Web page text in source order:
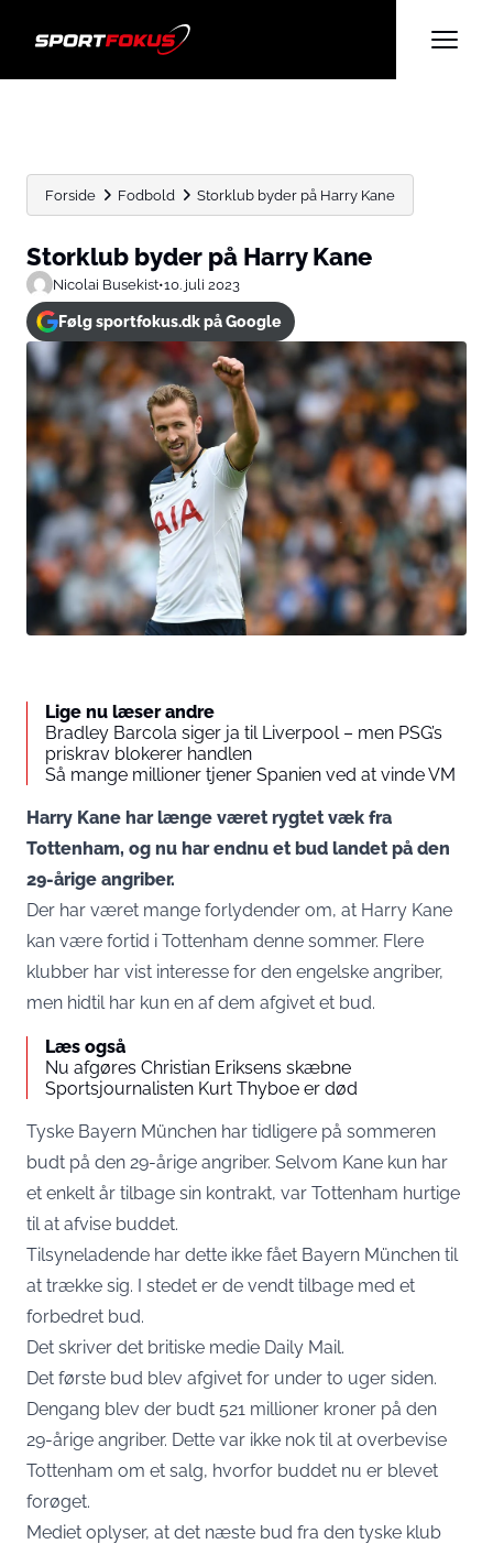
Forside Fodbold Storklub byder på Harry Kane
Storklub byder på Harry Kane
Nicolai Busekist•10. juli 2023
Følg sportfokus.dk på Google
Lige nu læser andre
Bradley Barcola siger ja til Liverpool – men PSG’s
priskrav blokerer handlen
Så mange millioner tjener Spanien ved at vinde VM
Harry Kane har længe været rygtet væk fra
Tottenham, og nu har endnu et bud landet på den
29-årige angriber.
Der har været mange forlydender om, at Harry Kane
kan være fortid i Tottenham denne sommer. Flere
klubber har vist interesse for den engelske angriber,
men hidtil har kun en af dem afgivet et bud.
Læs også
Nu afgøres Christian Eriksens skæbne
Sportsjournalisten Kurt Thyboe er død
Tyske Bayern München har tidligere på sommeren
budt på den 29-årige angriber. Selvom Kane kun har
et enkelt år tilbage sin kontrakt, var Tottenham hurtige
til at afvise buddet.
Tilsyneladende har dette ikke fået Bayern München til
at trække sig. I stedet er de vendt tilbage med et
forbedret bud.
Det skriver det britiske medie Daily Mail.
Det første bud blev afgivet for under to uger siden.
Dengang blev der budt 521 millioner kroner på den
29-årige angriber. Dette var ikke nok til at overbevise
Tottenham om et salg, hvorfor buddet nu er blevet
forøget.
Mediet oplyser, at det næste bud fra den tyske klub